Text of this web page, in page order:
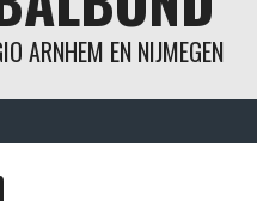
ARNHEM EN NIJMEGEN